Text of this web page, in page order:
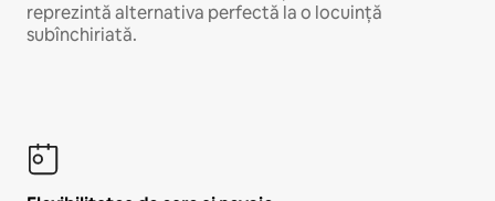
reprezintă alternativa perfectă la o locuință
subînchiriată.